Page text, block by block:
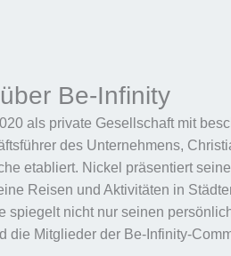
Be-Infinity
als private Gesellschaft mit
des Unternehmens,
etabliert. Nickel präsentiert
Reisen und Aktivitäten in
spiegelt nicht nur seinen
die Mitglieder der Be-Infinity-